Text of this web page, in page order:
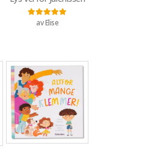
Vurdert5
av Elise